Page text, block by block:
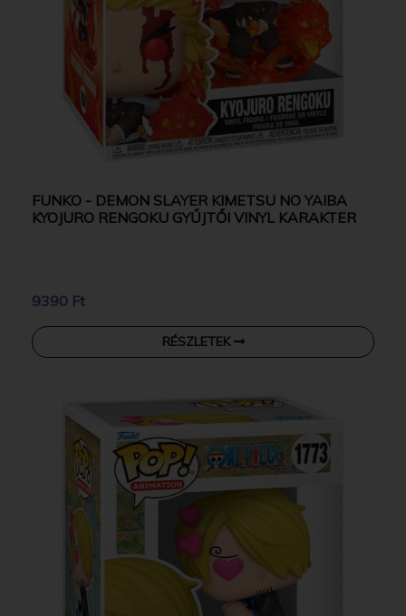
FUNKO - DEMON SLAYER KIMETSU NO YAIBA
KYOJURO RENGOKU GYŰJTŐI VINYL KARAKTER
9390 Ft
RÉSZLETEK